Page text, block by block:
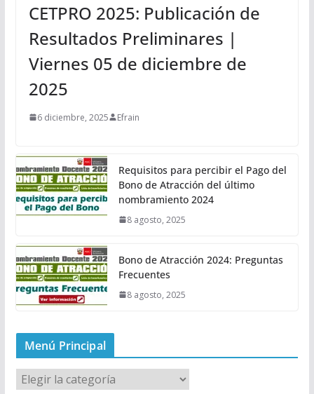
CETPRO 2025: Publicación de
Resultados Preliminares |
Viernes 05 de diciembre de
2025
6 diciembre, 2025 Efrain
Requisitos para percibir el Pago del
Bono de Atracción del último
nombramiento 2024
8 agosto, 2025
Bono de Atracción 2024: Preguntas
Frecuentes
8 agosto, 2025
Menú Principal
M